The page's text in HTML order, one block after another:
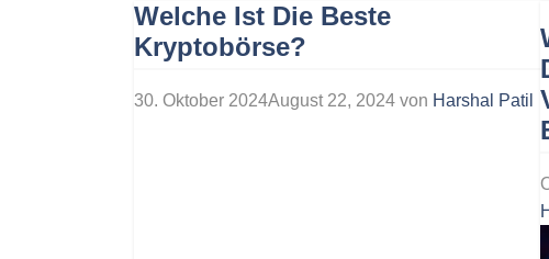
Welche Ist Die Beste
Kryptobörse?
30. Oktober 2024August 22, 2024 von Harshal Patil